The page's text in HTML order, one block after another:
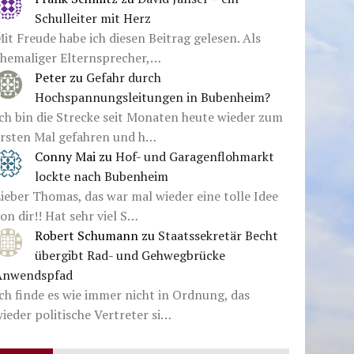
Schulleiter mit Herz
Freude habe ich diesen Beitrag gelesen. Als
Elternsprecher,…
Peter zu Gefahr durch
Hochspannungsleitungen in Bubenheim?
bin die Strecke seit Monaten heute wieder zum
Mal gefahren und h…
Conny Mai zuHof- und Garagenflohmarkt
lockte nach Bubenheim
Thomas, das war mal wieder eine tolle Idee
dir!! Hat sehr viel S…
Robert Schumann zu Staatssekretär Becht
übergibt Rad- und Gehwegbrücke
finde es wie immer nicht in Ordnung, das
politische Vertreter si…